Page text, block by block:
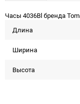
Часы 4036Bl бренда
Длина
Ширина
Высота